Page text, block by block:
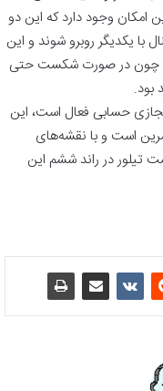
امکان وجود دارد که این دو
با یکدیگر روبرو شوند و این
چون در صورت شکست حتی
بود.
حسابی فعال است، این
است و با نقشه‌های
تیلور در راند ششم این